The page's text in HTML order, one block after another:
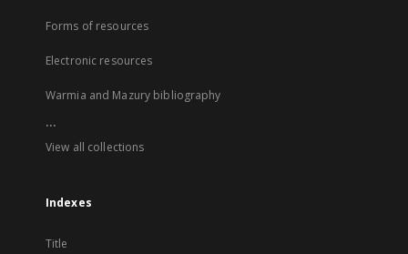
Forms of resources
Electronic resources
Warmia and Mazury bibliography
...
View all collections
Indexes
Title